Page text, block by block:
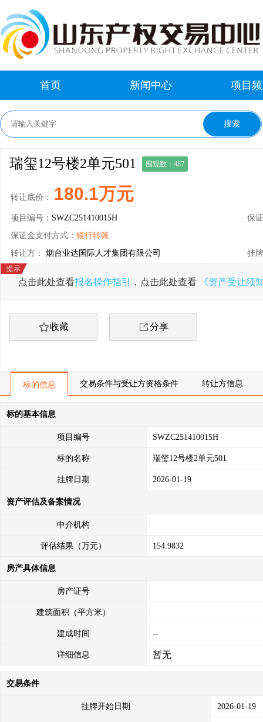
首页 新闻中心 项目
瑞玺12号楼2单元501 围观数：487
转让底价： 180.1万元
项目编号： SWZC251410015H
保
保证金支付方式： 银行转账
转让方： 烟台业达国际人才集团有限公司 挂
点击此处查看报名操作指引 ，点击此处查看 《资产受让须
收藏 分享
标的信息 交易条件与受让方资格条件 转让方信息
标的基本信息
项目编号 SWZC251410015H
标的名称 瑞玺12号楼2单元501
挂牌日期 2026-01-19
资产评估及备案情况
中介机构
评估结果（万元） 154.9832
房产具体信息
房产证号
建筑面积（平方米）
建成时间 --
详细信息 暂无
交易条件
挂牌开始日期 2026-01-19